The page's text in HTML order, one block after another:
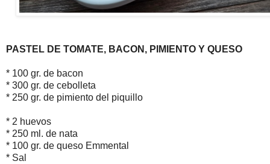
PASTEL DE TOMATE, BACON, PIMIENTO Y QUESO
* 100 gr. de bacon
* 300 gr. de cebolleta
* 250 gr. de pimiento del piquillo
* 2 huevos
* 250 ml. de nata
* 100 gr. de queso Emmental
* Sal